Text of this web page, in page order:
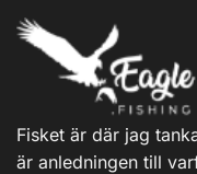
Fisket är där jag
är anledningen till